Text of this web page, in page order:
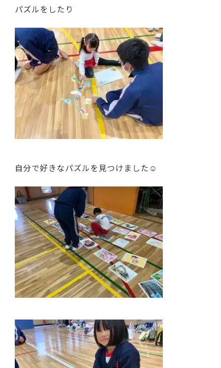
パズルをしたり
自分で好きなパズルを見つけました☺